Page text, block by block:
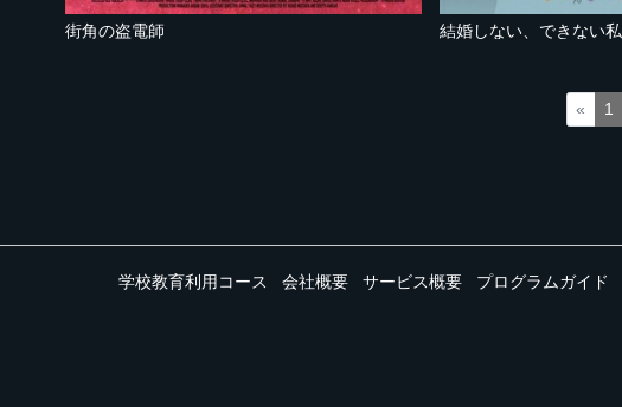
街角の盗電師 結婚しない、できない私
« 1
学校教育利用コース 会社概要 サービス概要 プログラムガイド